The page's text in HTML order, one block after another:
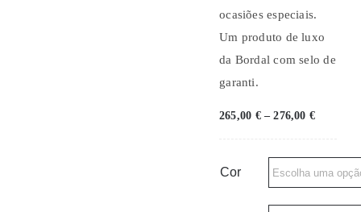
ocasiões especiais.
Um produto de luxo
da Bordal com selo de
garanti.
265,00 € – 276,00 €Price
276,00 €
Cor